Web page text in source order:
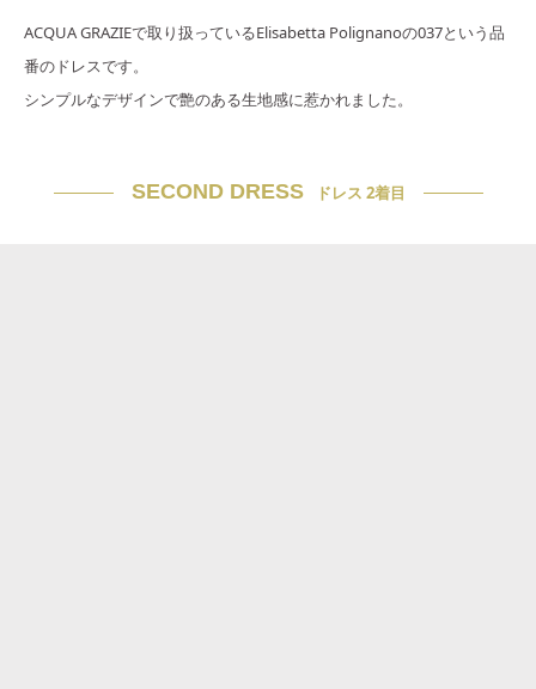
ACQUA GRAZIEで取り扱っているElisabetta Polignanoの037という品
番のドレスです。
シンプルなデザインで艶のある生地感に惹かれました。
SECOND DRESS ドレス 2着目